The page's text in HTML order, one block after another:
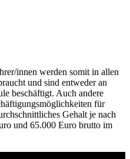
innen werden somit in allen
und sind entweder an
beschäftigt. Auch andere
für
Gehalt je nach
und 65.000 Euro brutto im